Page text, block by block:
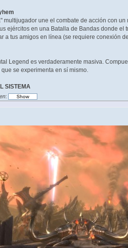
multijugador une el combate de acción con
ejércitos en una Batalla de Bandas donde
a tus amigos en línea (se requiere conexión
Legend es verdaderamente masiva.
se experimenta en sí mismo.
SISTEMA
: